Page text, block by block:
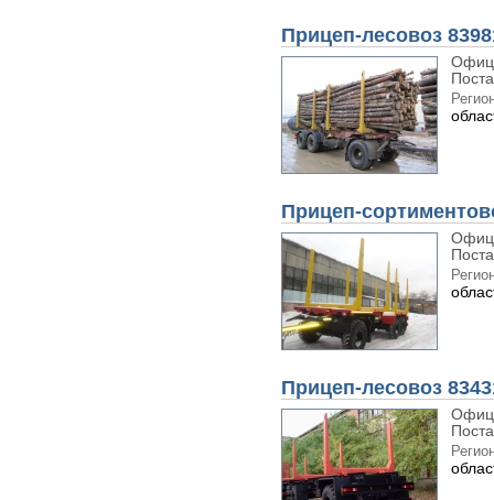
Прицеп-лесовоз
Прицеп-
Прицеп-лесовоз